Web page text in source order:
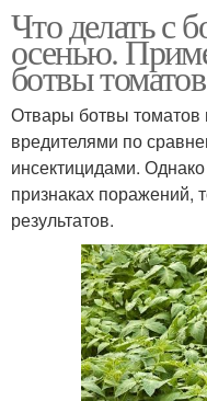
Что делать с
осенью.
ботвы
Отвары ботвы
вредителями по
инсектицидами.
признаках поражений,
результатов.